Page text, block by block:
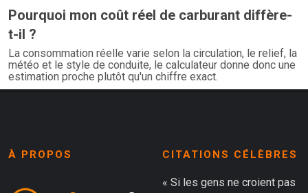
Pourquoi mon coût réel de carburant diffère-
t-il ?
La consommation réelle varie selon la circulation, le relief, la
météo et le style de conduite, le calculateur donne donc une
estimation proche plutôt qu'un chiffre exact.
À PROPOS CITATIONS CÉLÈBRES
« Si les gens ne croient pas